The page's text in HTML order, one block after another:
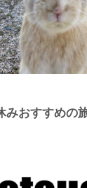
おすすめの